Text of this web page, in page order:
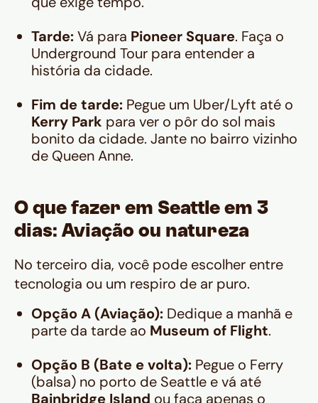
Tarde:Vá para Pioneer Square. Faça o
Underground Tour para entender a
história da cidade.
Fim de tarde: Pegue um Uber/Lyft até o
Kerry Park para ver o pôr do sol mais
bonito da cidade. Jante no bairro vizinho
de Queen Anne.
O que fazer em Seattle em 3
dias: Aviação ou natureza
No terceiro dia, você pode escolher entre
tecnologia ou um respiro de ar puro.
Opção A (Aviação): Dedique a manhã e
parte da tarde ao Museum of Flight.
Opção B (Bate e volta): Pegue o Ferry
(balsa) no porto de Seattle e vá até
Bainbridge Island ou faça apenas o